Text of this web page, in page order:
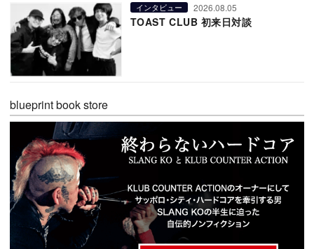
インタビュー 2026.08.05
TOAST CLUB 初来日対談
blueprint book store